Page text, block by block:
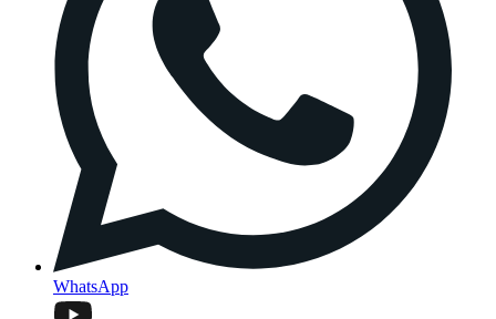
WhatsApp